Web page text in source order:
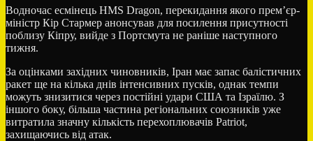
Водночас есмінець HMS Dragon, перекидання якого прем’єр-
міністр Кір Стармер анонсував для посилення присутності
поблизу Кіпру, вийде з Портсмута не раніше наступного
тижня.
За оцінками західних чиновників, Іран має запас балістичних
ракет ще на кілька днів інтенсивних пусків, однак темпи
можуть знизитися через постійні удари США та Ізраїлю. З
іншого боку, більша частина регіональних союзників уже
витратила значну кількість перехоплювачів Patriot,
захищаючись від атак.